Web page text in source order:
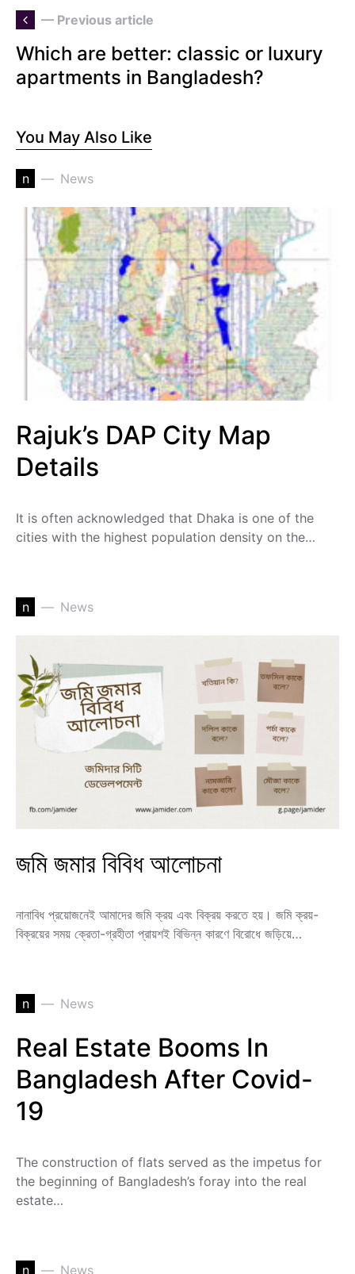
— Previous article
Which are better: classic or luxury
apartments in Bangladesh?
You May Also Like
n News
Rajuk’s DAP City Map
Details
It is often acknowledged that Dhaka is one of the
cities with the highest population density on the…
n News
জমি জমার বিবিধ আলোচনা
নানাবিধ প্রয়োজনেই আমাদের জমি ক্রয় এবং বিক্রয় করতে হয়। জমি ক্রয়-
বিক্রয়ের সময় ক্রেতা-গ্রহীতা প্রায়শই বিভিন্ন কারণে বিরোধে জড়িয়ে…
n News
Real Estate Booms In
Bangladesh After Covid-
19
The construction of flats served as the impetus for
the beginning of Bangladesh’s foray into the real
estate…
n News